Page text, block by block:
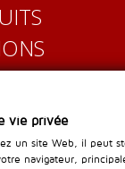
16
vie privée
un site Web, il peut
navigateur,